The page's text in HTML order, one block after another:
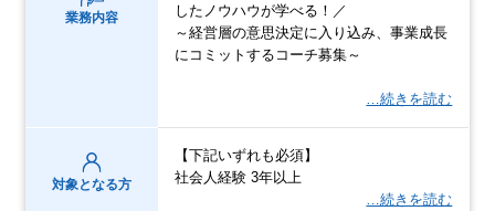
業務内容
したノウハウが学べる！／
～経営層の意思決定に入り込み、事業成長
にコミットするコーチ募集～
…続きを読む
対象となる方
【下記いずれも必須】
社会人経験 3年以上
…続きを読む